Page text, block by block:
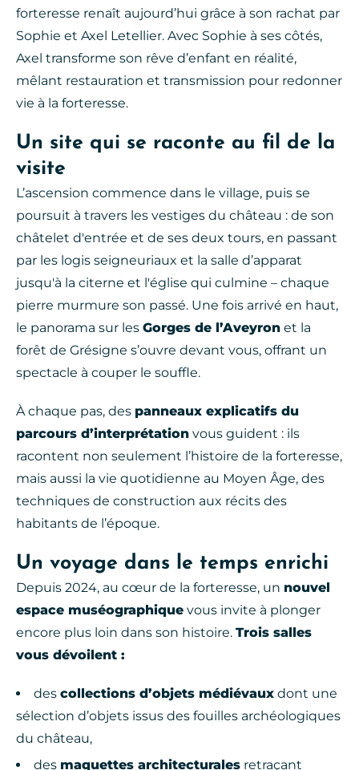
forteresse renaît aujourd’hui grâce à son rachat par
Sophie et Axel Letellier. Avec Sophie à ses côtés,
Axel transforme son rêve d’enfant en réalité,
mêlant restauration et transmission pour redonner
vie à la forteresse.
Un site qui se raconte au fil de la
visite
L’ascension commence dans le village, puis se
poursuit à travers les vestiges du château : de son
châtelet d'entrée et de ses deux tours, en passant
par les logis seigneuriaux et la salle d’apparat
jusqu'à la citerne et l'église qui culmine – chaque
pierre murmure son passé. Une fois arrivé en haut,
le panorama sur les Gorges de l’Aveyron et la
forêt de Grésigne s’ouvre devant vous, offrant un
spectacle à couper le souffle.
À chaque pas, des panneaux explicatifs du
parcours d’interprétation vous guident : ils
racontent non seulement l’histoire de la forteresse,
mais aussi la vie quotidienne au Moyen Âge, des
techniques de construction aux récits des
habitants de l’époque.
Un voyage dans le temps enrichi
Depuis 2024, au cœur de la forteresse, un nouvel
espace muséographique vous invite à plonger
encore plus loin dans son histoire. Trois salles
vous dévoilent :
des collections d’objets médiévaux dont une
sélection d’objets issus des fouilles archéologiques
du château,
des maquettes architecturales retraçant